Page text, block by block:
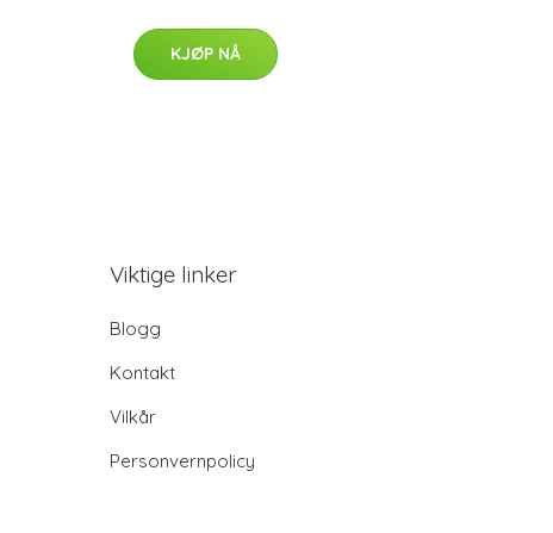
KJØP NÅ
Viktige linker
Blogg
Kontakt
Vilkår
Personvernpolicy